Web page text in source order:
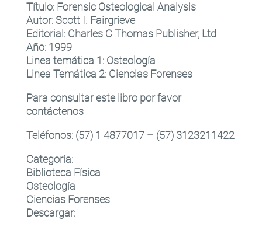
Título: Forensic Osteological Analysis
Autor: Scott I. Fairgrieve
Editorial : Charles C Thomas Publisher, Ltd
Año: 1999
Linea temática 1 : Osteología
Linea Temática 2: Ciencias Forenses
Para consultar este libro por favor
contáctenos
Teléfonos: (57) 1 4877017 – (57) 3123211422
Categoría:
Biblioteca Física
Osteología
Ciencias Forenses
Descargar: